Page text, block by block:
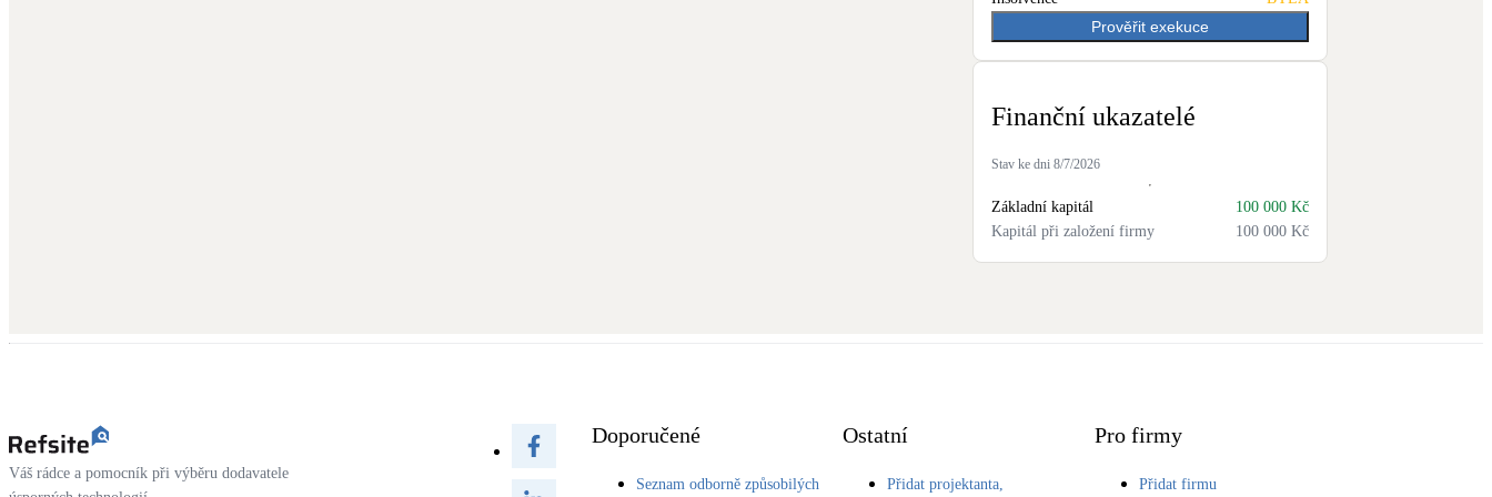
Prověřit exekuce
Finanční ukazatelé
Stav ke dni 8/7/2026
Základní kapitál
100 000 Kč
Kapitál při založení firmy
100 000 Kč
Váš rádce a pomocník při výběru dodavatele
Doporučené
Seznam odborně způsobilých
Ostatní
Přidat projektanta,
Pro firmy
Přidat firmu